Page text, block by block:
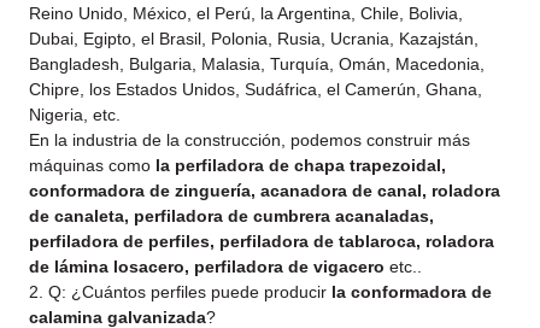
Reino Unido, México, el Perú, la Argentina, Chile, Bolivia,
Dubai, Egipto, el Brasil, Polonia, Rusia, Ucrania, Kazajstán,
Bangladesh, Bulgaria, Malasia, Turquía, Omán, Macedonia,
Chipre, los Estados Unidos, Sudáfrica, el Camerún, Ghana,
Nigeria, etc.
En la industria de la construcción, podemos construir más
máquinas como la perfiladora de chapa trapezoidal,
conformadora de zinguería, acanadora de canal, roladora
de canaleta, perfiladora de cumbrera acanaladas,
perfiladora de perfiles, perfiladora de tablaroca, roladora
de lámina losacero, perfiladora de vigacero etc..
2. Q: ¿Cuántos perfiles puede producir la conformadora de
calamina galvanizada?